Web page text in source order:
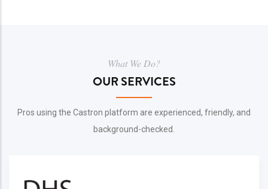
What We Do?
OUR SERVICES
Pros using the Castron platform are experienced, friendly, and
background-checked.